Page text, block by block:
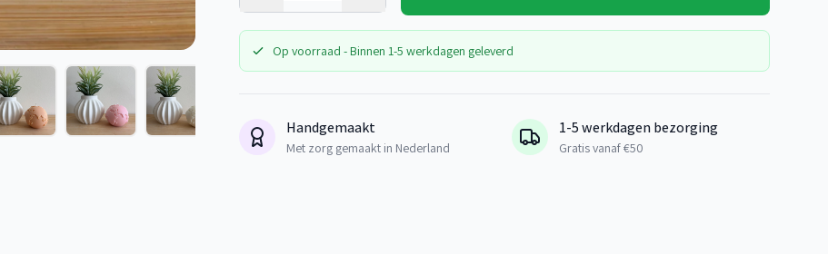
Op voorraad - Binnen 1-5 werkdagen geleverd
Handgemaakt
Met zorg gemaakt in Nederland
1-5 werkdagen bezorging
Gratis vanaf €50